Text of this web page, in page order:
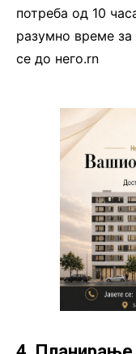
потреба од 10
разумно време
се до него.rn